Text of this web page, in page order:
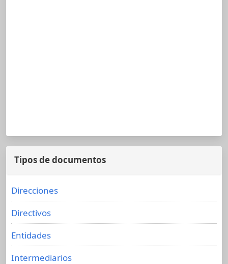
Tipos de documentos
Direcciones
Directivos
Entidades
Intermediarios